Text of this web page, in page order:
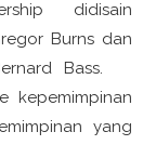
didisain
Burns dan
Bass.
kepemimpinan
yang